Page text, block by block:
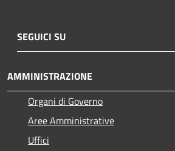
SEGUICI SU
AMMINISTRAZIONE
Organi di Governo
Aree Amministrative
Uffici